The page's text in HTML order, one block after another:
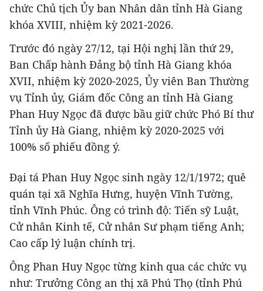
chức Chủ tịch Ủy ban Nhân dân tỉnh Hà Giang
khóa XVIII, nhiệm kỳ 2021-2026.
Trước đó ngày 27/12, tại Hội nghị lần thứ 29,
Ban Chấp hành Đảng bộ tỉnh Hà Giang khóa
XVII, nhiệm kỳ 2020-2025, Ủy viên Ban Thường
vụ Tỉnh ủy, Giám đốc Công an tỉnh Hà Giang
Phan Huy Ngọc đã được bầu giữ chức Phó Bí thư
Tỉnh ủy Hà Giang, nhiệm kỳ 2020-2025 với
100% số phiếu đồng ý.
Đại tá Phan Huy Ngọc sinh ngày 12/1/1972; quê
quán tại xã Nghĩa Hưng, huyện Vĩnh Tường,
tỉnh Vĩnh Phúc. Ông có trình độ: Tiến sỹ Luật,
Cử nhân Kinh tế, Cử nhân Sư phạm tiếng Anh;
Cao cấp lý luận chính trị.
Ông Phan Huy Ngọc từng kinh qua các chức vụ
như: Trưởng Công an thị xã Phú Thọ (tỉnh Phú